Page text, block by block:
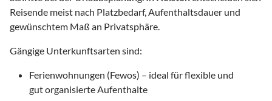
Reisende meist nach Platzbedarf, Aufenthaltsdauer und
gewünschtem Maß an Privatsphäre.
Gängige Unterkunftsarten sind:
Ferienwohnungen (Fewos) – ideal für flexible und
gut organisierte Aufenthalte